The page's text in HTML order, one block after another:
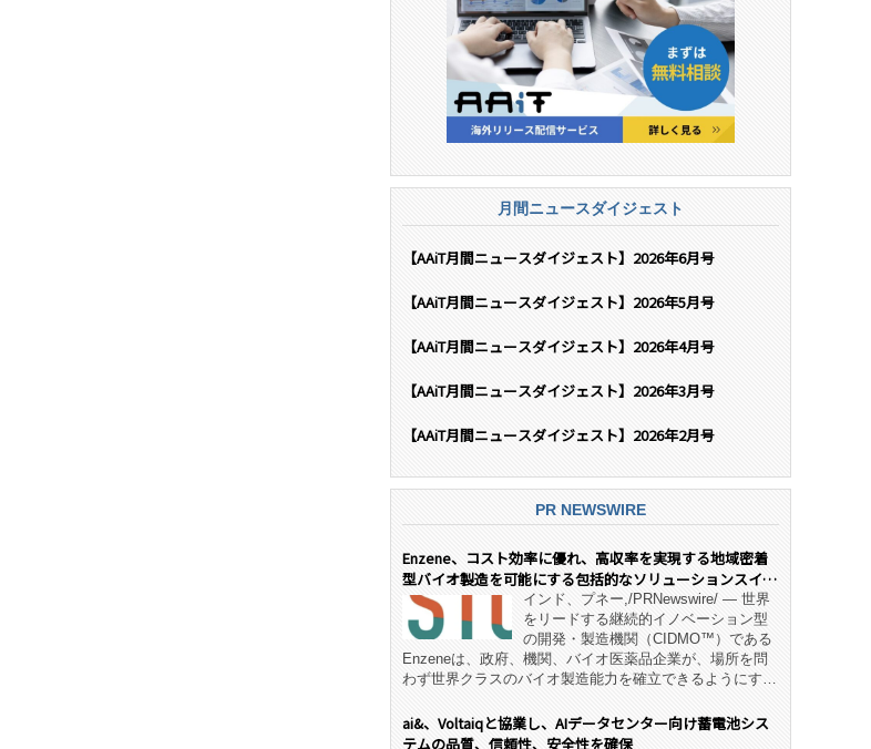
月間ニュースダイジェスト
【AAiT月間ニュースダイジェスト】2026年6月号
【AAiT月間ニュースダイジェスト】2026年5月号
【AAiT月間ニュースダイジェスト】2026年4月号
【AAiT月間ニュースダイジェスト】2026年3月号
【AAiT月間ニュースダイジェスト】2026年2月号
PR NEWSWIRE
Enzene、コスト効率に優れ、高収率を実現する地域密着
型バイオ製造を可能にする包括的なソリューションスイー
ト「NeX™」 をリリースインド、プネー,/PRNewswire/ — 世界
をリードする継続的イノベーション型
の開発・製造機関（CIDMO™）である
Enzeneは、政府、機関、バイオ医薬品企業が、場所を問
わず世界クラスのバイオ製造能力を確立できるようにす
デル「NeX™」の立ち上げを発表しました。 同社の実績
あるEnzeneX® fully‑connected continuous
ai&、Voltaiqと協業し、AIデータセンター向け蓄電池シス
テムの品質、信頼性、安全性を確保